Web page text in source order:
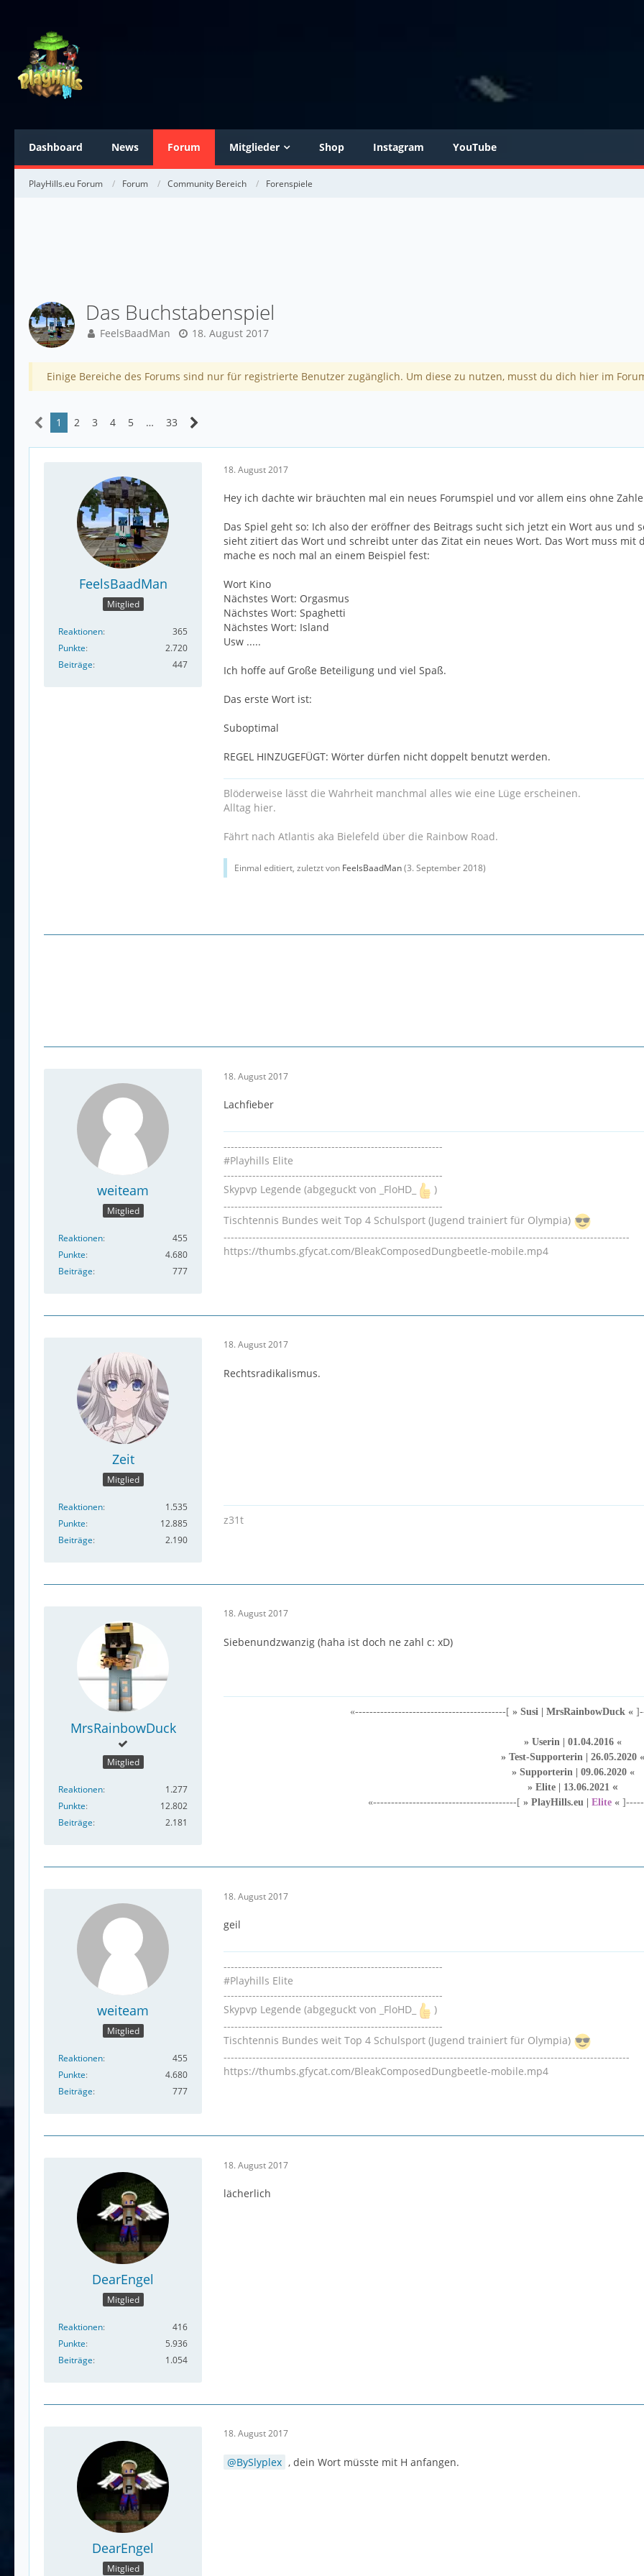
Dashboard News Forum Mitglieder Shop Instagram YouTube
PlayHills.eu Forum Forum Community Bereich Forenspiele
Das Buchstabenspiel
FeelsBaadMan 18. August 2017
Einige Bereiche des Forums sind nur für registrierte Benutzer zugänglich. Um diese zu nutzen, musst du dich hier im
1 2 3 4 5 … 33
FeelsBaadMan
Mitglied
Reaktionen
365
Punkte
2.720
Beiträge
447
18. August 2017
Hey ich dachte wir bräuchten mal ein neues Forumspiel und vor allem eins ohne
Das Spiel geht so: Ich also der eröffner des Beitrags sucht sich jetzt ein Wort aus
sieht zitiert das Wort und schreibt unter das Zitat ein neues Wort. Das Wort muss
mache es noch mal an einem Beispiel fest:
Wort Kino
Nächstes Wort: Orgasmus
Nächstes Wort: Spaghetti
Nächstes Wort: Island
Usw .....
Ich hoffe auf Große Beteiligung und viel Spaß.
Das erste Wort ist:
Suboptimal
REGEL HINZUGEFÜGT: Wörter dürfen nicht doppelt benutzt werden.
Blöderweise lässt die Wahrheit manchmal alles wie eine Lüge erscheinen.
Alltag hier.
Fährt nach Atlantis aka Bielefeld über die Rainbow Road.
Einmal editiert, zuletzt von FeelsBaadMan(3. September 2018)
weiteam
Mitglied
Reaktionen
455
Punkte
4.680
Beiträge
777
18. August 2017
Lachfieber
-------------------------------------------------------------
#Playhills Elite
-------------------------------------------------------------
Skypvp Legende (abgeguckt von _FloHD_
)
-------------------------------------------------------------
Tischtennis Bundes weit Top 4 Schulsport (Jugend trainiert für Olympia)
-----------------------------------------------------------------------------------------------------------------
https://thumbs.gfycat.com/BleakComposedDungbeetle-mobile.mp4
Zeit
Mitglied
Reaktionen
1.535
Punkte
12.885
Beiträge
2.190
18. August 2017
Rechtsradikalismus.
z31t
MrsRainbowDuck
Mitglied
Reaktionen
1.277
Punkte
12.802
Beiträge
2.181
18. August 2017
Siebenundzwanzig (haha ist doch ne zahl c: xD)
«------------------------------------------[ » Susi | MrsRainbowDuck «
» Userin | 01.04.2016 «
» Test-Supporterin | 26.05.2020 «
» Supporterin | 09.06.2020 «
» Elite | 13.06.2021 «
«----------------------------------------[ » PlayHills.eu Elite «
weiteam
Mitglied
Reaktionen
455
Punkte
4.680
Beiträge
777
18. August 2017
geil
-------------------------------------------------------------
#Playhills Elite
-------------------------------------------------------------
Skypvp Legende (abgeguckt von _FloHD_
)
-------------------------------------------------------------
Tischtennis Bundes weit Top 4 Schulsport (Jugend trainiert für Olympia)
-----------------------------------------------------------------------------------------------------------------
https://thumbs.gfycat.com/BleakComposedDungbeetle-mobile.mp4
DearEngel
Mitglied
Reaktionen
416
Punkte
5.936
Beiträge
1.054
18. August 2017
lächerlich
DearEngel
Mitglied
18. August 2017
BySlyplex , dein Wort müsste mit H anfangen.